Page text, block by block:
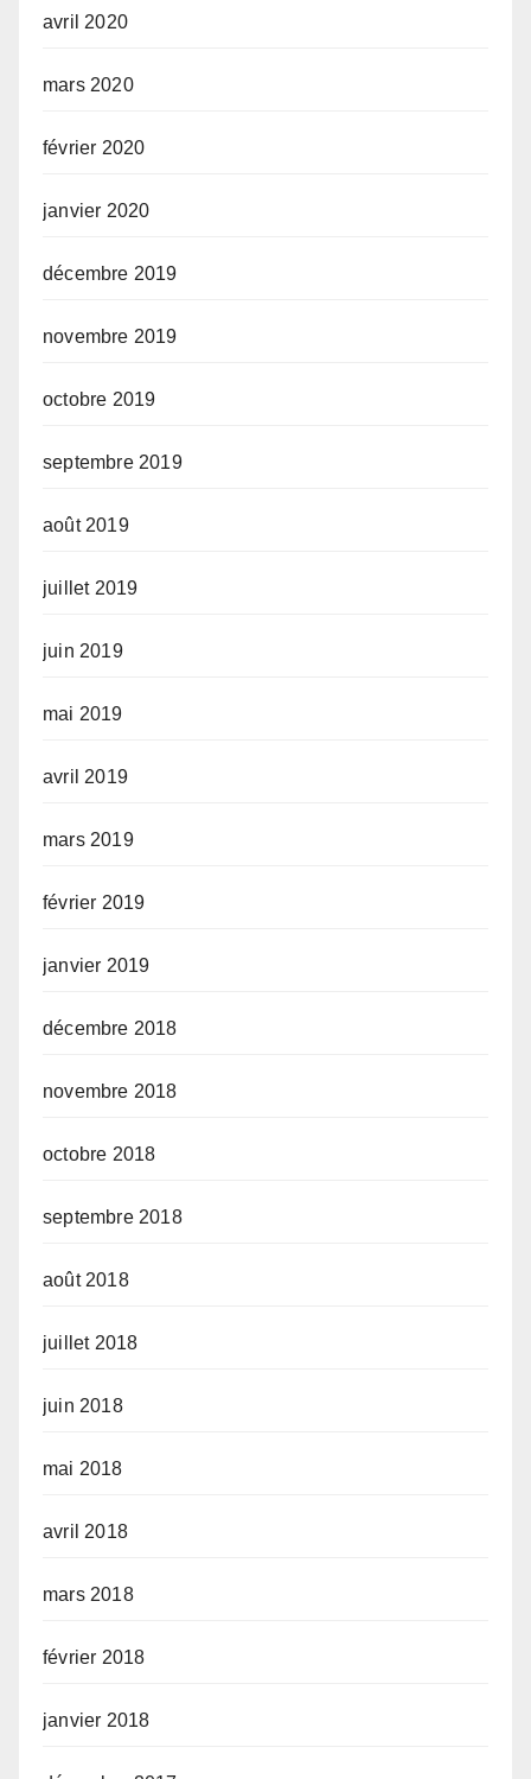
avril 2020
mars 2020
février 2020
janvier 2020
décembre 2019
novembre 2019
octobre 2019
septembre 2019
août 2019
juillet 2019
juin 2019
mai 2019
avril 2019
mars 2019
février 2019
janvier 2019
décembre 2018
novembre 2018
octobre 2018
septembre 2018
août 2018
juillet 2018
juin 2018
mai 2018
avril 2018
mars 2018
février 2018
janvier 2018